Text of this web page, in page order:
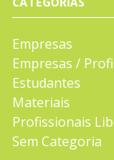
Empresas
Empresas /
Estudantes
Materiais
Profissionais
Sem Categoria